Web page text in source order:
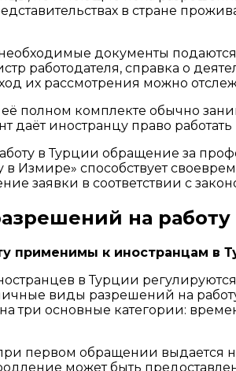
в стране
документы
работодателя, справка о
их рассмотрения можно
полном комплекте обычно
даёт иностранцу право
в Турции обращение за
в Измире» способствует
заявки в соответствии с
на
применимы к иностранцам в
в Турции
виды разрешений на
три основные категории:
первом обращении выдается
может быть